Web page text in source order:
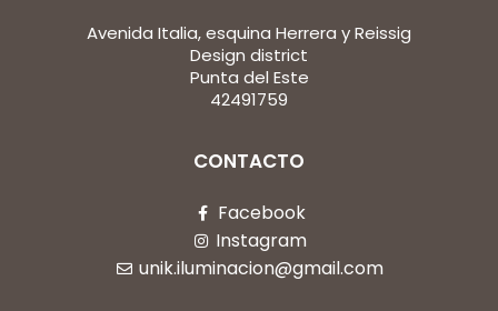
Avenida Italia, esquina Herrera y Reissig
Design district
Punta del Este
42491759
CONTACTO
Facebook
Instagram
unik.iluminacion@gmail.com